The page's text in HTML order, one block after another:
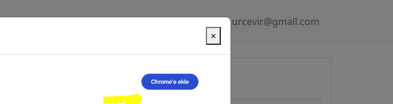
Gizlilik Politikası kurcevir@gmail.com
Güncel Kurlar
×